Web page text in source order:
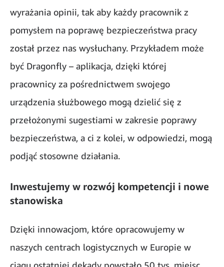
wyrażania opinii, tak aby każdy pracownik z
pomysłem na poprawę bezpieczeństwa pracy
został przez nas wysłuchany. Przykładem może
być Dragonfly – aplikacja, dzięki której
pracownicy za pośrednictwem swojego
urządzenia służbowego mogą dzielić się z
przełożonymi sugestiami w zakresie poprawy
bezpieczeństwa, a ci z kolei, w odpowiedzi, mogą
podjąć stosowne działania.
Inwestujemy w rozwój kompetencji i nowe
stanowiska
Dzięki innowacjom, które opracowujemy w
naszych centrach logistycznych w Europie w